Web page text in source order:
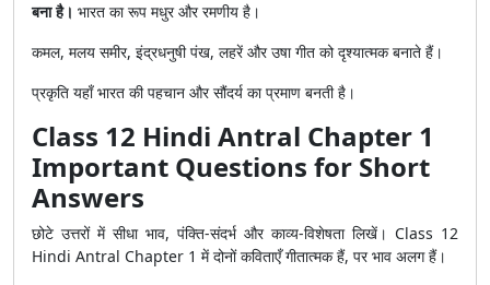
बना है। भारत का रूप मधुर और रमणीय है।
कमल, मलय समीर, इंद्रधनुषी पंख, लहरें और उषा गीत को दृश्यात्मक बनाते हैं।
प्रकृति यहाँ भारत की पहचान और सौंदर्य का प्रमाण बनती है।
Class 12 Hindi Antral Chapter 1
Important Questions for Short
Answers
छोटे उत्तरों में सीधा भाव, पंक्ति-संदर्भ और काव्य-विशेषता लिखें। Class 12
Hindi Antral Chapter 1 में दोनों कविताएँ गीतात्मक हैं, पर भाव अलग हैं।